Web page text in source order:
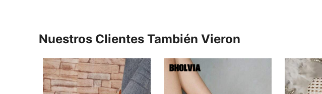
Nuestros Clientes También Vieron